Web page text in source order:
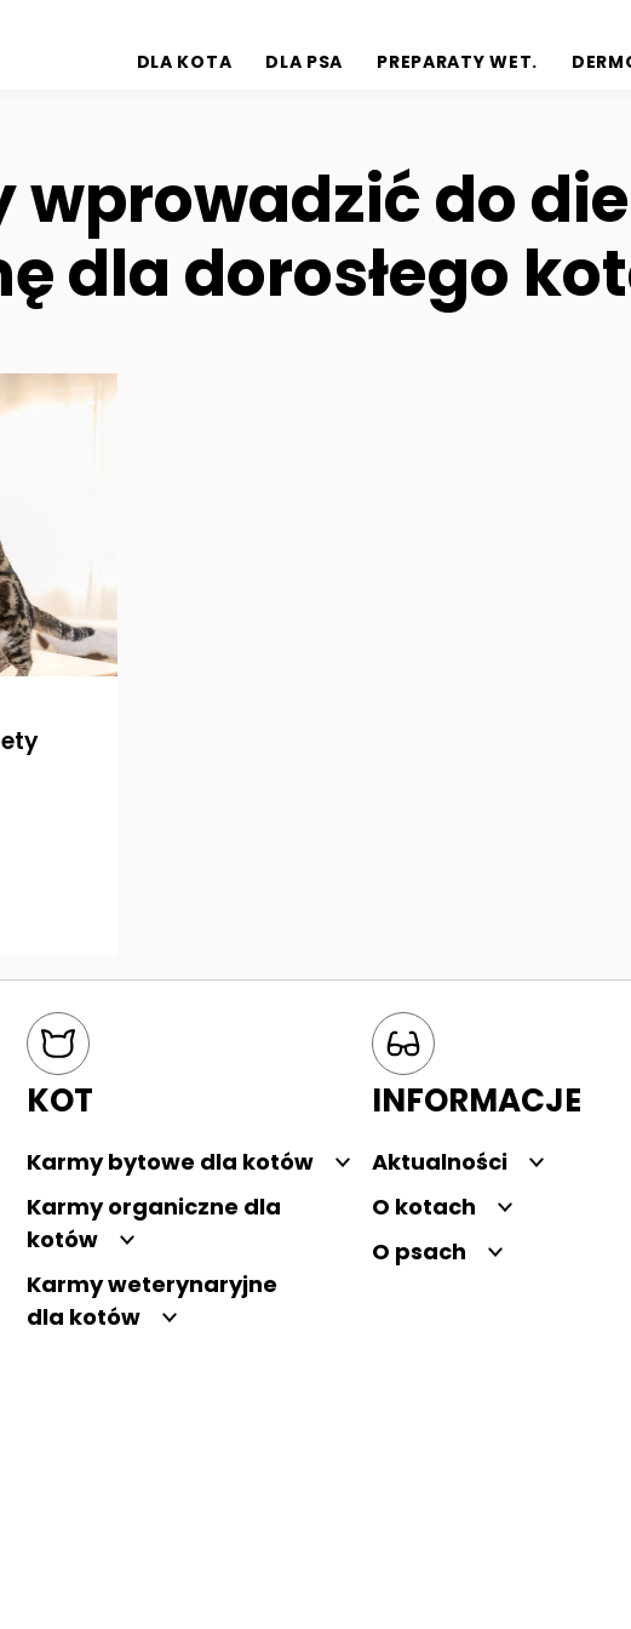
DLA KOTA
DLA PSA PREPARATY WET.
wprowadzić do
dla dorosłego
KOT
Karmy bytowe dla kotów
Karmy organiczne dla
kotów
Karmy weterynaryjne
dla kotów
INFORMACJE
Aktualności
O kotach
O psach